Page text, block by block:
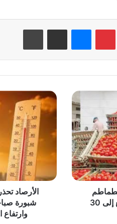
بينتيريستماسنجر مشاركة عبر البريد طباعة
تشعل الأسواق مجددًا وترتفع إلى 30
الأرصاد
تحذر:
طقس
الحرارة..
واضطراب
بالملاحة
وارتفاعالأرصاد
شبورة
وارتفاع